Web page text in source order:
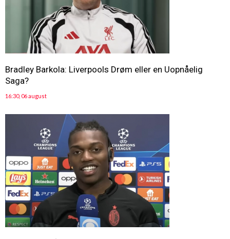
Bradley Barkola: Liverpools Drøm eller en Uopnåelig
Saga?
16:30, 06 august